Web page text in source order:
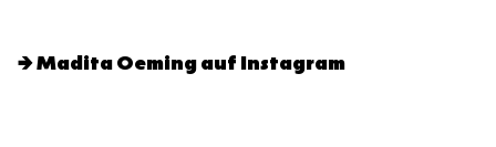
Madita Oeming auf Instagram